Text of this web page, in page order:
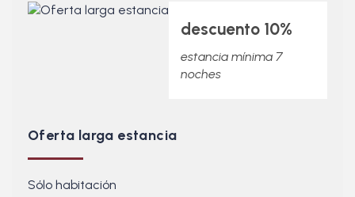
descuento 10%
estancia mínima 7
noches
Oferta larga estancia
Sólo habitación